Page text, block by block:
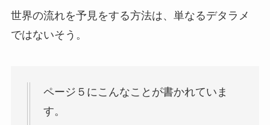
世界の流れを予見をする方法は、単なるデタラメ
ではないそう。
ページ５にこんなことが書かれていま
す。